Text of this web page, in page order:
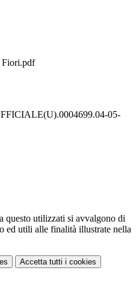
Fiori.pdf
05-
questo utilizzati si avvalgono di
ed utili alle finalità illustrate nella
Accetta tutti i cookies